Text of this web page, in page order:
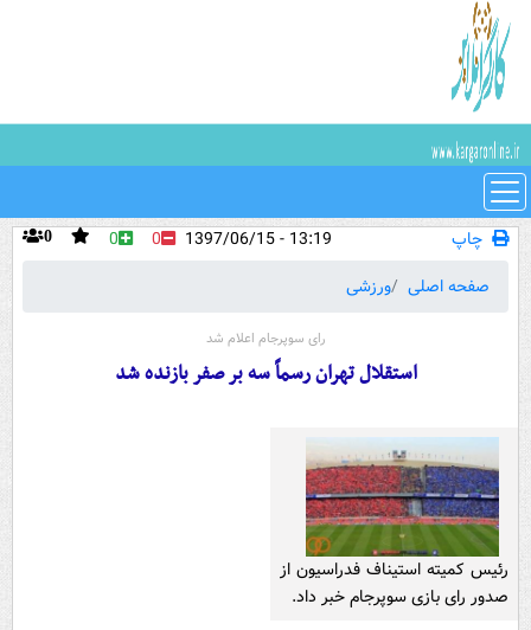
چاپ 0 0 0
13:19 - 1397/06/15
صفحه اصلی
ورزشی
رای سوپرجام اعلام شد
استقلال تهران رسماً سه بر صفر بازنده شد
رئیس کمیته استیناف فدراسیون از
صدور رای بازی سوپرجام خبر داد.